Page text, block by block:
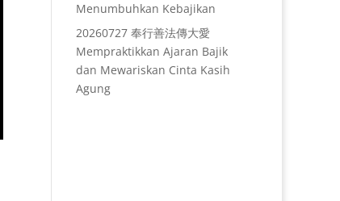
Menumbuhkan Kebajikan
20260727 奉行善法傳大愛
Mempraktikkan Ajaran Bajik
dan Mewariskan Cinta Kasih
Agung